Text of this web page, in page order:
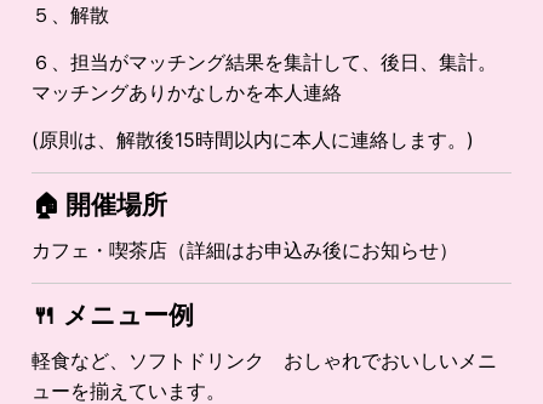
５、解散
６、担当がマッチング結果を集計して、後日、集計。
マッチングありかなしかを本人連絡
(原則は、解散後15時間以内に本人に連絡します。)
🏠 開催場所
カフェ・喫茶店（詳細はお申込み後にお知らせ）
🍴 メニュー例
軽食など、ソフトドリンク おしゃれでおいしいメニ
ューを揃えています。